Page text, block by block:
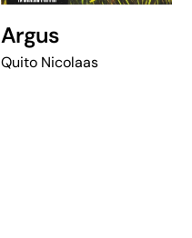
Argus
Quito Nicolaas